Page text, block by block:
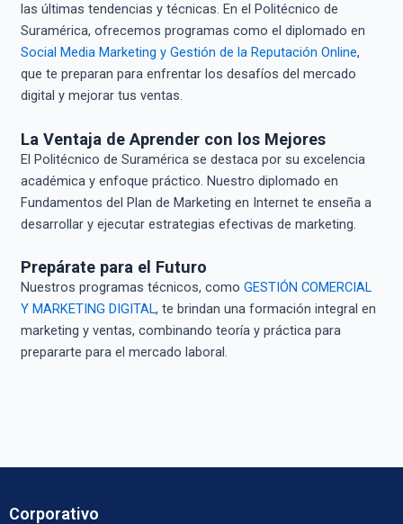
las últimas tendencias y técnicas. En el Politécnico de
Suramérica, ofrecemos programas como el diplomado en
Social Media Marketing y Gestión de la Reputación Online,
que te preparan para enfrentar los desafíos del mercado
digital y mejorar tus ventas.
La Ventaja de Aprender con los Mejores
El Politécnico de Suramérica se destaca por su excelencia
académica y enfoque práctico. Nuestro diplomado en
Fundamentos del Plan de Marketing en Internet te enseña a
desarrollar y ejecutar estrategias efectivas de marketing.
Prepárate para el Futuro
Nuestros programas técnicos, como GESTIÓN COMERCIAL
Y MARKETING DIGITAL, te brindan una formación integral en
marketing y ventas, combinando teoría y práctica para
prepararte para el mercado laboral.
Corporativo